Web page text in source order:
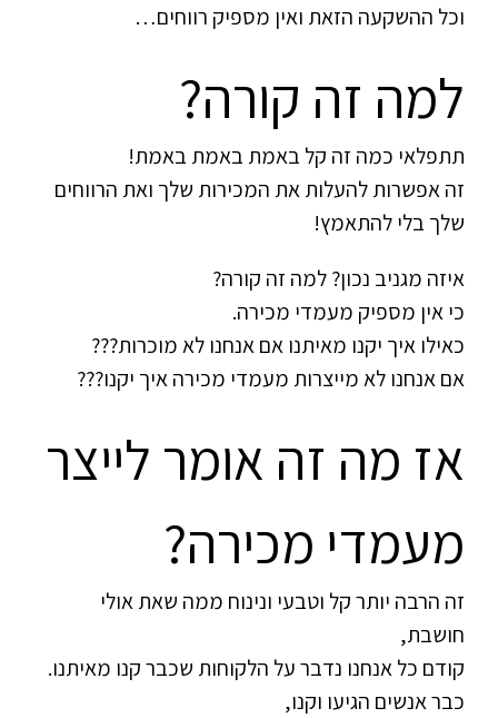
וכל ההשקעה הזאת ואין מספיק רווחים…
למה זה קורה?
תתפלאי כמה זה קל באמת באמת באמת!
זה אפשרות להעלות את המכירות שלך ואת הרווחים
שלך בלי להתאמץ!
איזה מגניב נכון? למה זה קורה?
כי אין מספיק מעמדי מכירה.
כאילו איך יקנו מאיתנו אם אנחנו לא מוכרות???
אם אנחנו לא מייצרות מעמדי מכירה איך יקנו???
אז מה זה אומר לייצר
מעמדי מכירה?
זה הרבה יותר קל וטבעי ונינוח ממה שאת אולי
חושבת,
קודם כל אנחנו נדבר על הלקוחות שכבר קנו מאיתנו.
כבר אנשים הגיעו וקנו,